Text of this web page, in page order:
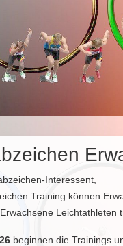
Interessent,
Training können
Leichtathleten
beginnen die Trainings